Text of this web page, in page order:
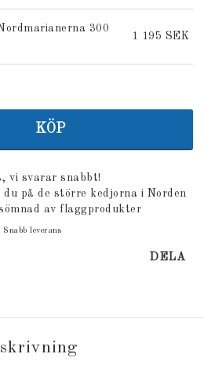
300
1 195 SEK
KÖP
vi svarar snabbt!
på de större kedjorna i Norden
av flaggprodukter
leverans
DELA